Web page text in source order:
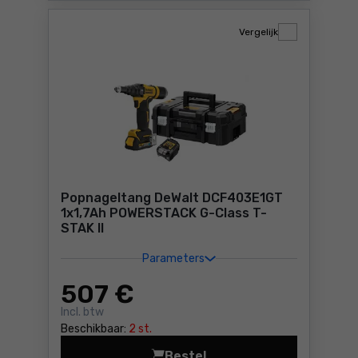
Popnageltang DeWalt DCF403E1GT
1x1,7Ah POWERSTACK G-Class T-
STAK II
Parameters
507 €
Incl. btw
Beschikbaar: 2 st.
Vergelijk